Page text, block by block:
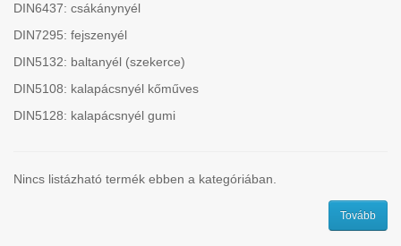
DIN6437: csákánynyél
DIN7295: fejszenyél
DIN5132: baltanyél (szekerce)
DIN5108: kalapácsnyél kőműves
DIN5128: kalapácsnyél gumi
Nincs listázható termék ebben a kategóriában.
Tovább